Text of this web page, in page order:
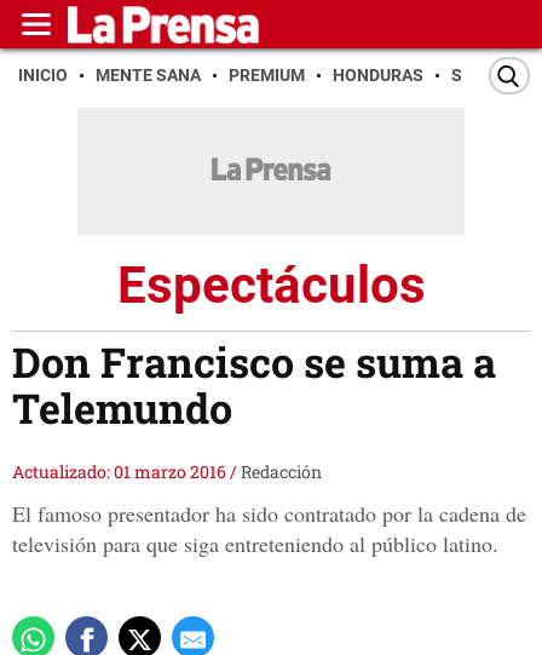
INICIO MENTE SANA PREMIUM HONDURAS SAN PEDRO
Espectáculos
Don Francisco se suma a
Telemundo
Actualizado: 01 marzo 2016/Redacción
El famoso presentador ha sido contratado por la cadena de
televisión para que siga entreteniendo al público latino.